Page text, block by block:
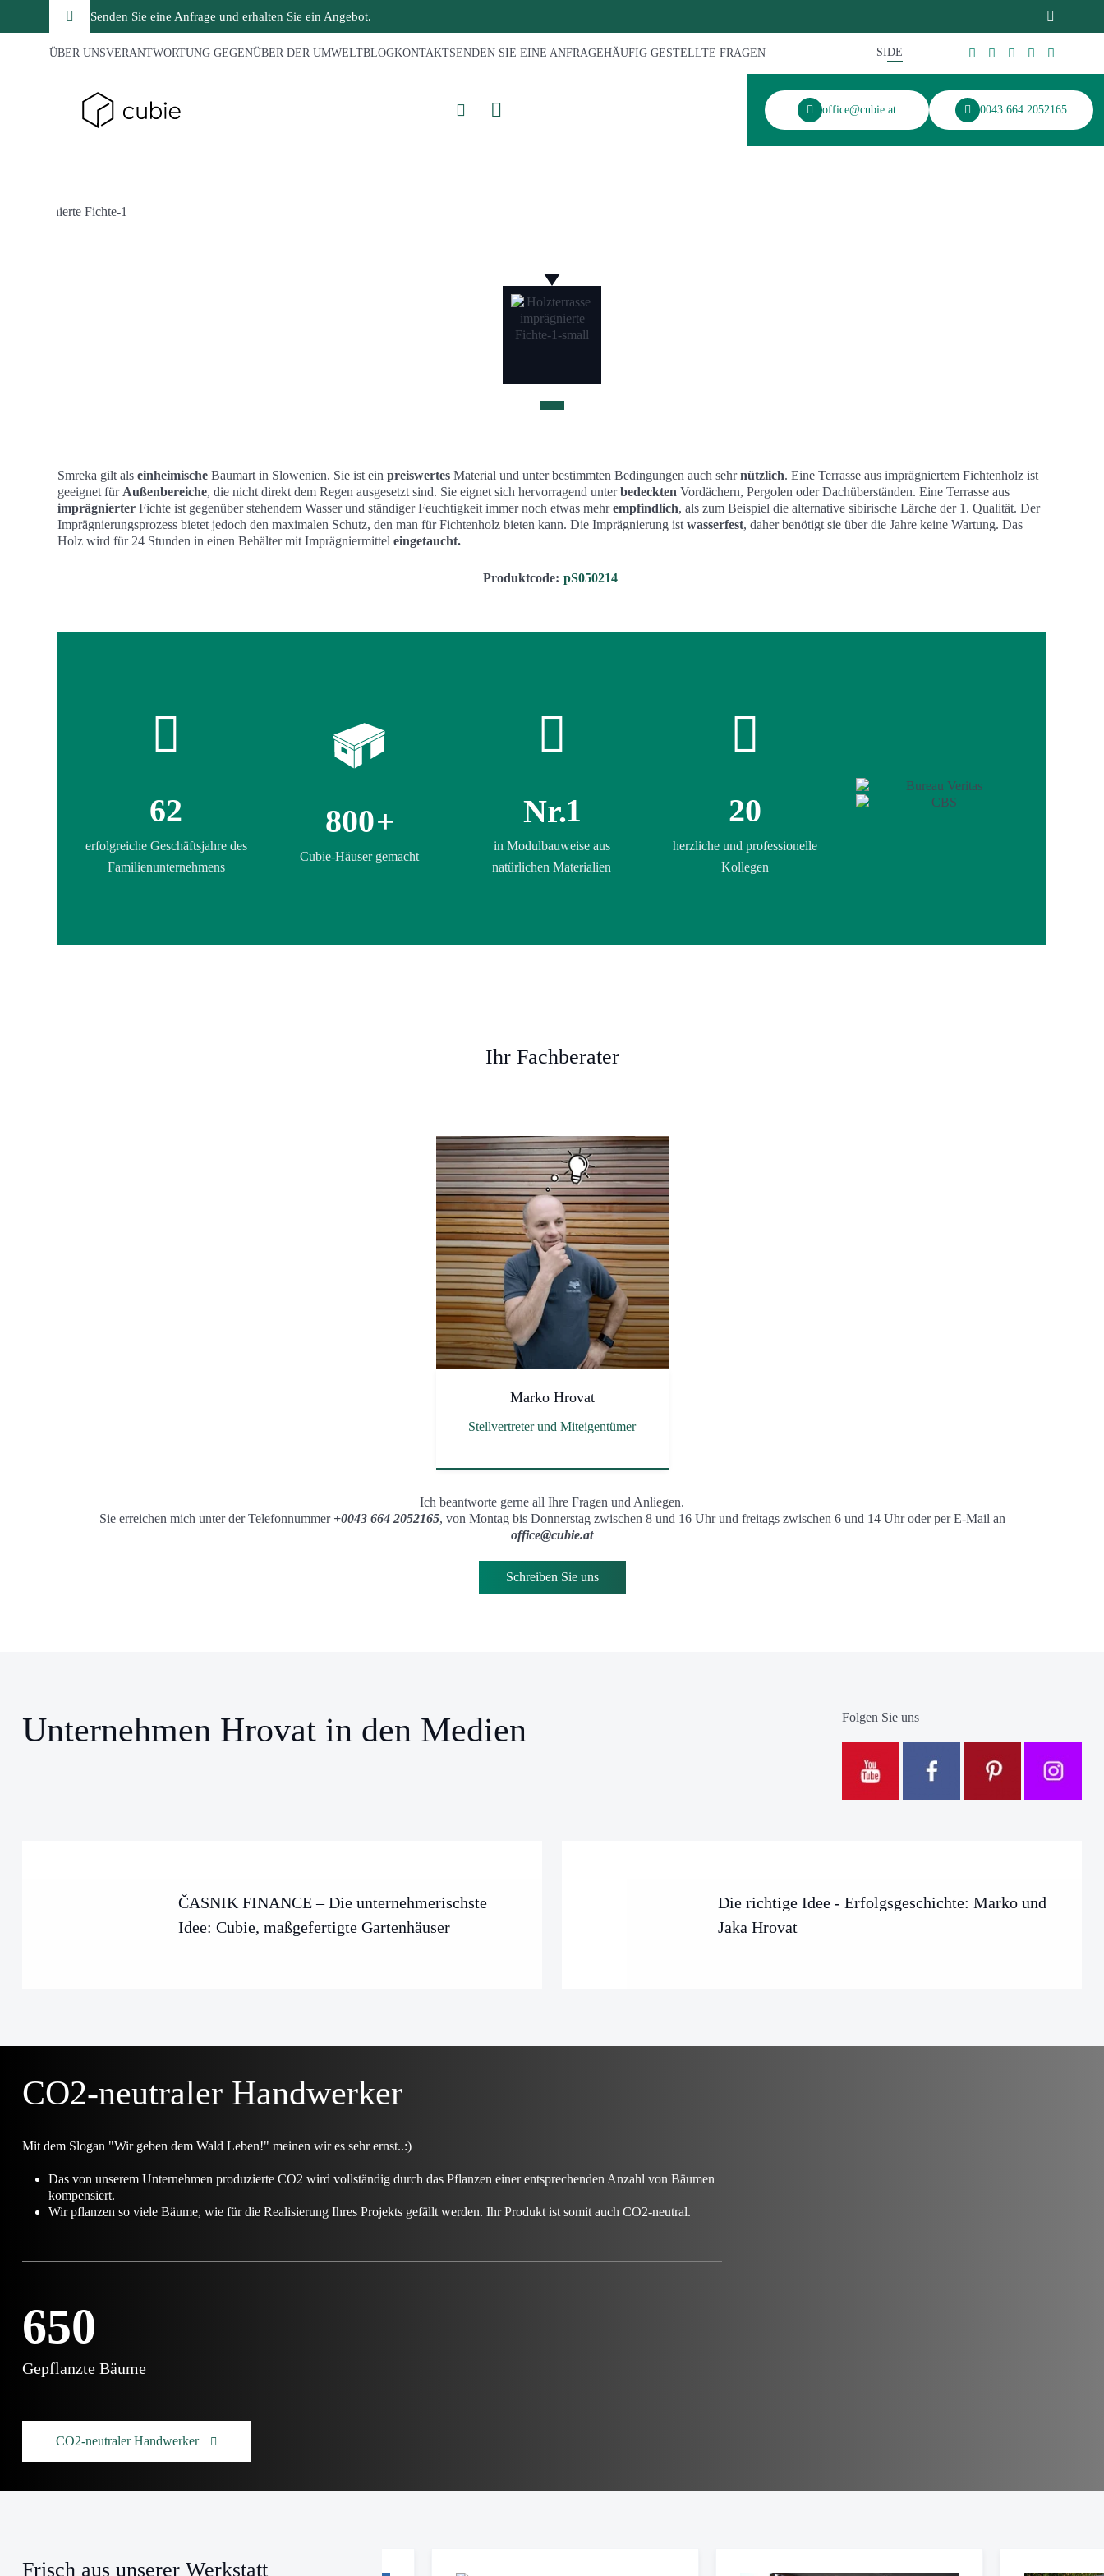
Senden Sie eine Anfrage und erhalten Sie ein Angebot.
ÜBER UNSVERANTWORTUNG GEGENÜBER DER UMWELTBLOGKONTAKTSENDEN SIE EINE ANFRAGEHÄUFIG GESTELLTE FRAGEN SIDE
office@cubie.at 0043 664 2052165
Smreka gilt als einheimische Baumart in Slowenien. Sie ist ein preiswertes Material und unter bestimmten Bedingungen auch sehrnützlich. Eine Terrasse aus imprägniertem Fichtenholz ist
geeignet für Außenbereiche, die nicht direkt dem Regen ausgesetzt sind. Sie eignet sich hervorragend unterbedeckten Vordächern, Pergolen oder Dachüberständen. Eine Terrasse aus
imprägnierter Fichte ist gegenüber stehendem Wasser und ständiger Feuchtigkeit immer noch etwas mehrempfindlich, als zum Beispiel die alternative sibirische Lärche der 1. Qualität. Der
Imprägnierungsprozess bietet jedoch den maximalen Schutz, den man für Fichtenholz bieten kann. Die Imprägnierung ist wasserfest, daher benötigt sie über die Jahre keine Wartung. Das
Holz wird für 24 Stunden in einen Behälter mit Imprägniermittel eingetaucht.
Produktcode: pS050214
62
erfolgreiche Geschäftsjahre des
Familienunternehmens
800+
Cubie-Häuser gemacht
Nr.1
in Modulbauweise aus
natürlichen Materialien
20
herzliche und professionelle
Kollegen
Ihr Fachberater
Marko Hrovat
Stellvertreter und Miteigentümer
Ich beantworte gerne all Ihre Fragen und Anliegen.
Sie erreichen mich unter der Telefonnummer +0043 664 2052165, von Montag bis Donnerstag zwischen 8 und 16 Uhr und freitags zwischen 6 und 14 Uhr oder per E-Mail an
office@cubie.at
Schreiben Sie uns
Unternehmen Hrovat in den Medien Folgen Sie uns
ČASNIK FINANCE – Die unternehmerischste
Idee: Cubie, maßgefertigte Gartenhäuser
Die richtige Idee - Erfolgsgeschichte: Marko und
Jaka Hrovat
CO2-neutraler Handwerker
Mit dem Slogan "Wir geben dem Wald Leben!" meinen wir es sehr ernst..:)
Das von unserem Unternehmen produzierte CO2 wird vollständig durch das Pflanzen einer entsprechenden Anzahl von Bäumen
kompensiert.
Wir pflanzen so viele Bäume, wie für die Realisierung Ihres Projekts gefällt werden. Ihr Produkt ist somit auch CO2-neutral.
650
Gepflanzte Bäume
CO2-neutraler Handwerker
Frisch aus unserer Werkstatt